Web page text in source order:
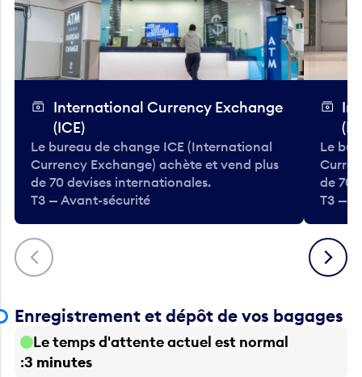
Précédent
International Currency Exchange
(ICE)
Le bureau de change ICE (International
Currency Exchange) achète et vend plus
de 70 devises internationales.
T3 — Avant-sécurité
Le
de 70
T3 —
Suivant
Enregistrement et dépôt de vos bagages
Le temps d'attente actuel est normal
3 minutes